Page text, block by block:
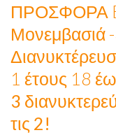
ΠΡΟΣΦΟΡΑ
Μονεμβασιά
1 έτους 18
3
τις 2!